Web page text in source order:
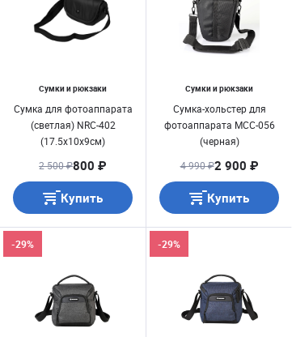
Сумки и рюкзаки
Сумка для фотоаппарата
(светлая) NRC-402
(17.5x10x9см)
2 500 ₽800 ₽
Купить
Сумки и рюкзаки
Сумка-хольстер для
фотоаппарата MCC-056
(черная)
4 990 ₽2 900 ₽
Купить
-29% -29%